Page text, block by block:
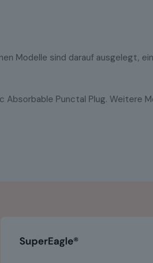
Modelle sind darauf ausgelegt,
Absorbable Punctal Plug. Weitere